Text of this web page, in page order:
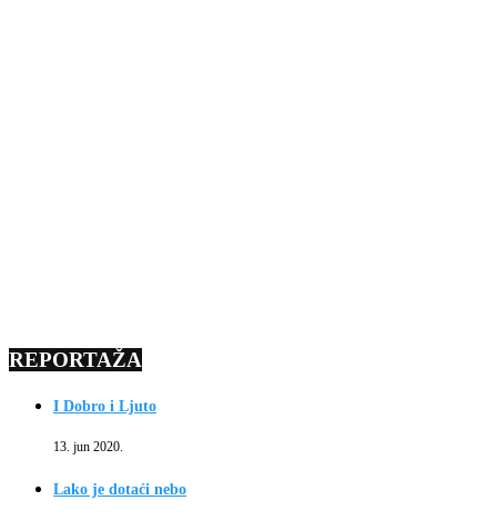
REPORTAŽA
I Dobro i Ljuto
13. jun 2020.
Lako je dotaći nebo